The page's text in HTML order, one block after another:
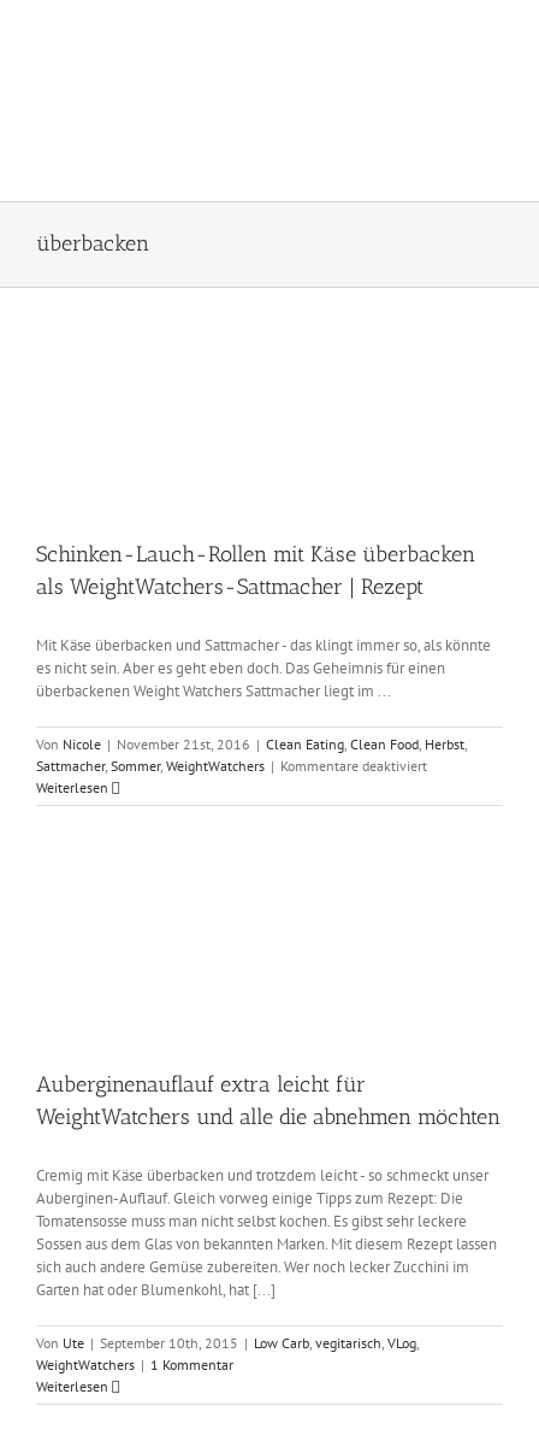
überbacken
Schinken-Lauch-Rollen mit Käse überbacken
als WeightWatchers-Sattmacher | Rezept
Mit Käse überbacken und Sattmacher - das klingt immer so, als könnte
es nicht sein. Aber es geht eben doch. Das Geheimnis für einen
überbackenen Weight Watchers Sattmacher liegt im ...
Von Nicole | November 21st, 2016 | Clean Eating, Clean Food, Herbst,
Sattmacher, Sommer, WeightWatchers | Kommentare deaktiviertfür
Lauch-
Weiterlesen
Auberginenauflauf extra leicht für
WeightWatchers und alle die abnehmen möchten
Cremig mit Käse überbacken und trotzdem leicht - so schmeckt unser
Auberginen-Auflauf. Gleich vorweg einige Tipps zum Rezept: Die
Tomatensosse muss man nicht selbst kochen. Es gibst sehr leckere
Sossen aus dem Glas von bekannten Marken. Mit diesem Rezept lassen
sich auch andere Gemüse zubereiten. Wer noch lecker Zucchini im
Garten hat oder Blumenkohl, hat [...]
Von Ute | September 10th, 2015 | Low Carb, vegitarisch, VLog,
WeightWatchers | 1 Kommentar
Weiterlesen